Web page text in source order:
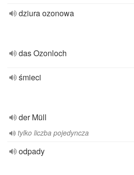
dziura ozonowa
das Ozonloch
śmieci
der Müll
tylko liczba pojedyncza
odpady